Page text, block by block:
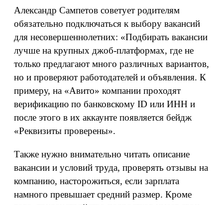
Александр Сампетов советует родителям
обязательно подключаться к выбору вакансий
для несовершеннолетних: «Подбирать вакансии
лучше на крупных джоб-платформах, где не
только предлагают много различных вариантов,
но и проверяют работодателей и объявления. К
примеру, на «Авито» компании проходят
верификацию по банковскому ID или ИНН и
после этого в их аккаунте появляется бейдж
«Реквизиты проверены».
Также нужно внимательно читать описание
вакансии и условий труда, проверять отзывы на
компанию, насторожиться, если зарплата
намного превышает средний размер. Кроме